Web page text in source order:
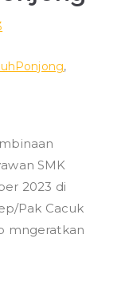
,
SMK
2023 di
Pak Cacuk
mngeratkan